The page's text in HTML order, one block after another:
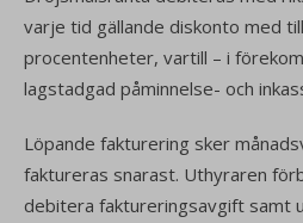
varje tid gällande diskonto med
procentenheter, vartill – i
lagstadgad påminnelse- och
Löpande fakturering sker
faktureras snarast. Uthyraren
debitera faktureringsavgift samt